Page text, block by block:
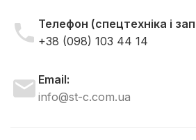
Телефон (спецтехніка і
+38 (098) 103 44 14
Email:
info@st-c.com.ua